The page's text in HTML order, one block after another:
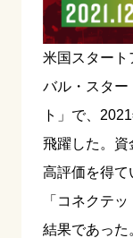
米国スタート
バル・スター
ト」で、
飛躍した。資
高評価を得て
「コネクテ
結果であった